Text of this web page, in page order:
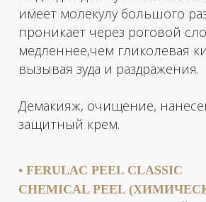
Демакияж, очищение, предпилинговый
лосьон, пилинг, защитный крем по
кожи.
ЛИЦО)
КОД А16.01.024
омолаживающее, депигментирующее
рубцов и растяжек. Один из самых